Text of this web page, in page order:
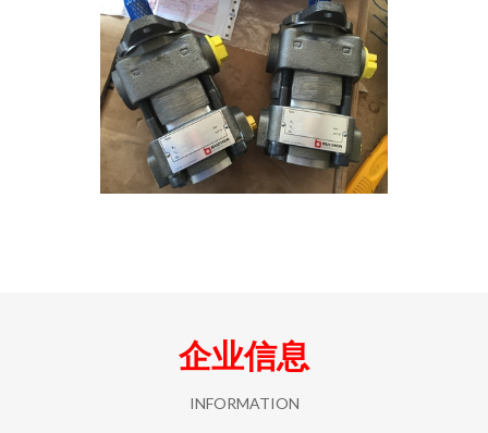
企业信息
INFORMATION